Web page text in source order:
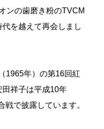
ンの歯磨き粉のTVCM
を越えて再会しまし
1965年）の第16回紅
祥子は平成10年
戦で披露しています。